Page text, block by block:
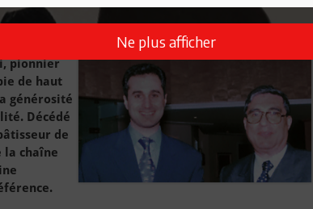
pionnier
de haut
générosité
Décédé
de
la chaîne
Ne plus afficher